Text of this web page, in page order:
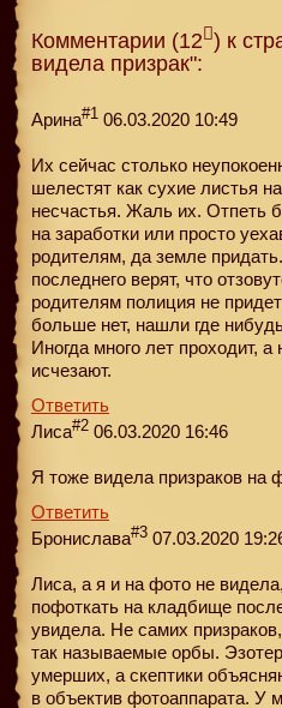
Комментарии (12 ) к
видела призрак":
Арина#1 06.03.2020 10:49
Их сейчас столько
шелестят как сухие листья
несчастья. Жаль их. Отпеть
на заработки или просто
родителям, да земле
последнего верят, что
родителям полиция не
больше нет, нашли где
Иногда много лет проходит,
исчезают.
Ответить
Лиса#2 06.03.2020 16:46
Я тоже видела призраков на
Ответить
Бронислава#3 07.03.2020
Лиса, а я и на фото не
пофоткать на кладбище
увидела. Не самих
так называемые орбы.
умерших, а скептики
в объектив фотоаппарата. У